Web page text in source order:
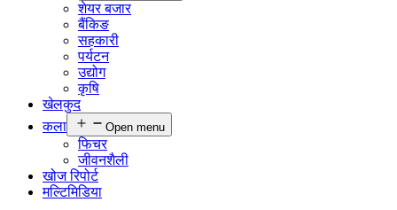
शेयर बजार
बैंकिङ
सहकारी
पर्यटन
उद्योग
कृषि
खेलकुद
कला
Open menu
फिचर
जीवनशैली
खोज रिपोर्ट
मल्टिमिडिया